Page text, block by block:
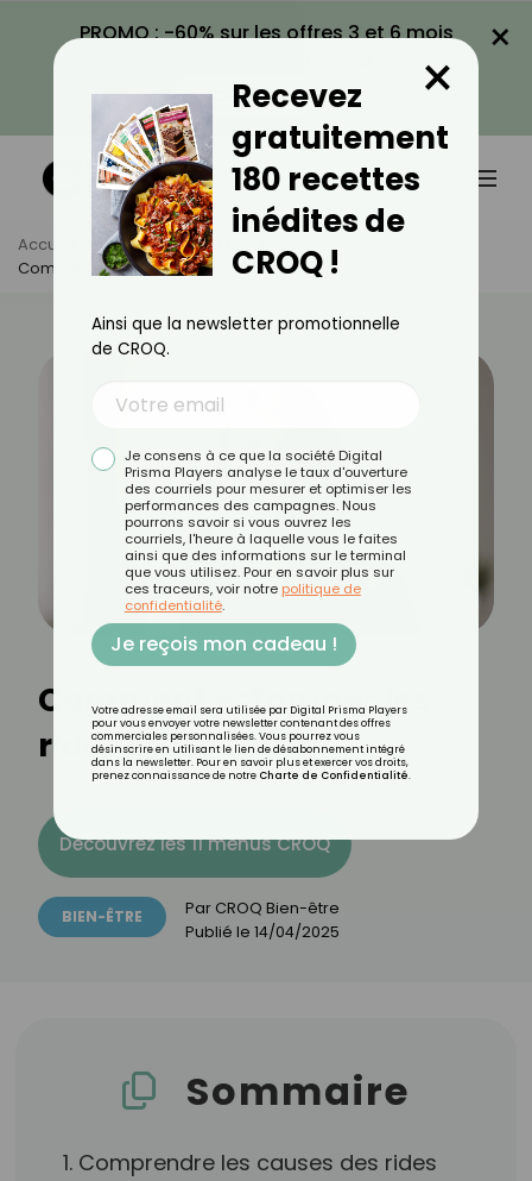
PROMO : -60% sur les offres 3 et 6 mois
VOIR LA PROMO
×
Accueil Actus
Bien-Être
Comment Estomper Les Rides Sur Le Front ?
Comment estomper les
rides sur le front ?
Découvrez les 11 menus CROQ
BIEN-ÊTRE Par CROQ Bien-être
Publié le 14/04/2025
Sommaire
1. Comprendre les causes des rides
Recevez
gratuitement
180 recettes
inédites de
CROQ !
×
Ainsi que la newsletter promotionnelle
de CROQ.
Je consens à ce que la société Digital
Prisma Players analyse le taux d'ouverture
des courriels pour mesurer et optimiser les
performances des campagnes. Nous
pourrons savoir si vous ouvrez les
courriels, l'heure à laquelle vous le faites
ainsi que des informations sur le terminal
que vous utilisez. Pour en savoir plus sur
ces traceurs, voir notre politique de
confidentialité.
Je reçois mon cadeau !
Votre adresse email sera utilisée par Digital Prisma Players
pour vous envoyer votre newsletter contenant des offres
commerciales personnalisées. Vous pourrez vous
désinscrire en utilisant le lien de désabonnement intégré
dans la newsletter. Pour en savoir plus et exercer vos droits,
prenez connaissance de notre Charte de Confidentialité.